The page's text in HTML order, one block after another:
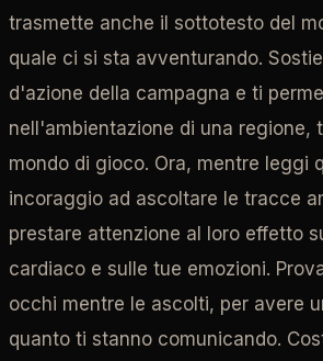
trasmette anche il sottotesto del
quale ci si sta avventurando.
d'azione della campagna e ti
nell'ambientazione di una regione,
mondo di gioco. Ora, mentre leggi
incoraggio ad ascoltare le tracce
prestare attenzione al loro effetto
cardiaco e sulle tue emozioni.
occhi mentre le ascolti, per avere
quanto ti stanno comunicando.